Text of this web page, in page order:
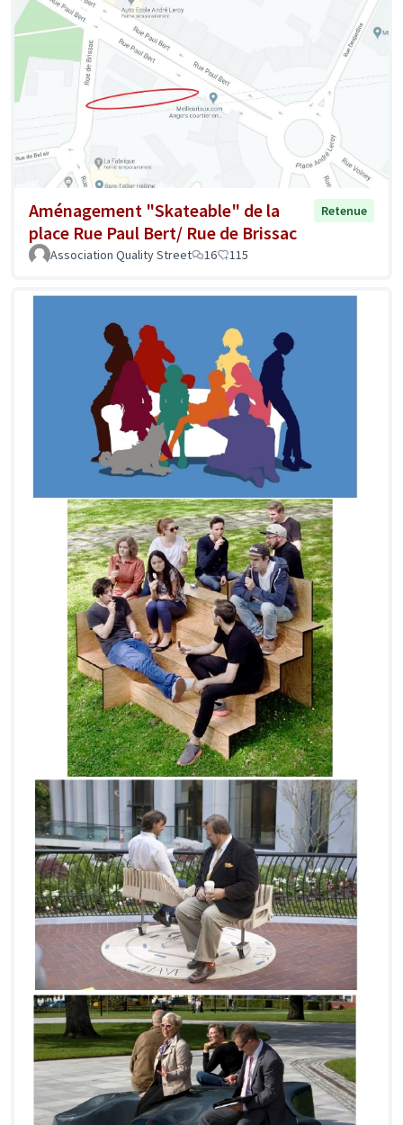
Aménagement "Skateable" de la
place Rue Paul Bert/ Rue de Brissac
Retenue
Association Quality Street 16 115